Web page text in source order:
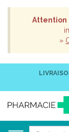
Attention
»